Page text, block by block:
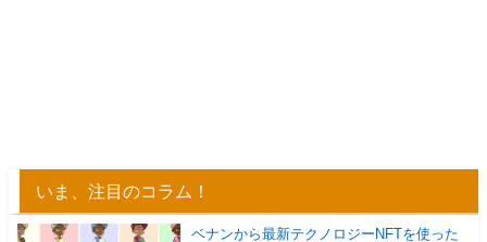
いま、注目のコラム！
ベナンから最新テクノロジーNFTを使った